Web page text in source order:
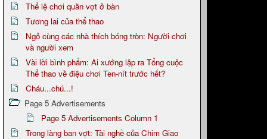
Thể lệ chơi quần vợt ở bàn
Tương lai của thể thao
Ngỏ cùng các nhà thích bóng tròn: Người chơi
và người xem
Vài lời bình phẩm: Ai xướng lập ra Tổng cuộc
Thể thao về điệu chơi Ten-nít trước hết?
Cháu...chú...!
Page 5 Advertisements
Page 5 Advertisements Column 1
Trong làng ban vợt: Tài nghề của Chim Giao